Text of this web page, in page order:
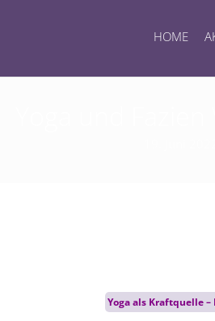
HOME
Yoga als Kraftquelle –